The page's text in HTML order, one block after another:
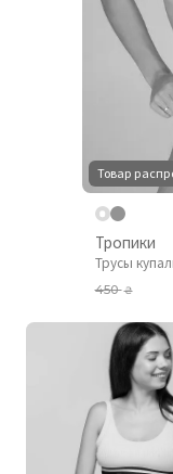
Товар
Тропики
Трусы
450₴